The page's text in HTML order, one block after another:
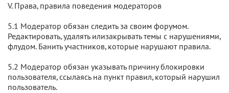
V. Права, правила поведения модераторов
5.1 Модератор обязан следить за своим форумом.
Редактировать, удалять илизакрывать темы с нарушениями,
флудом. Банить участников, которые нарушают правила.
5.2 Модератор обязан указывать причину блокировки
пользователя, ссылаясь на пункт правил, который нарушил
пользователь.